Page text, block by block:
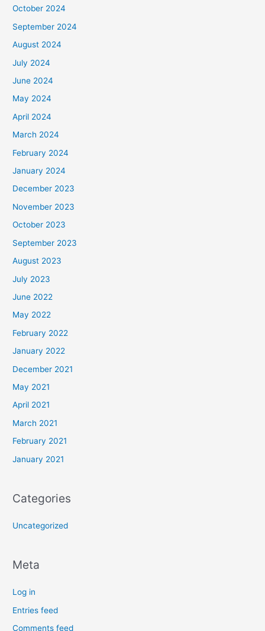
October 2024
September 2024
August 2024
July 2024
June 2024
May 2024
April 2024
March 2024
February 2024
January 2024
December 2023
November 2023
October 2023
September 2023
August 2023
July 2023
June 2022
May 2022
February 2022
January 2022
December 2021
May 2021
April 2021
March 2021
February 2021
January 2021
Categories
Uncategorized
Meta
Log in
Entries feed
Comments feed